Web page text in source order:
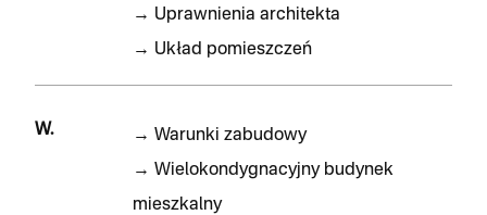
→ Uprawnienia architekta
→ Układ pomieszczeń
W. → Warunki zabudowy
→ Wielokondygnacyjny budynek
mieszkalny